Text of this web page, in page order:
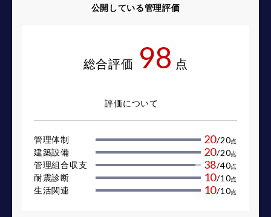
公開している管理評価
総合評価 98 点
評価について
管理体制 20/20点
建築設備 20/20点
管理組合収支 38/40点
耐震診断 10/10点
生活関連 10/10点